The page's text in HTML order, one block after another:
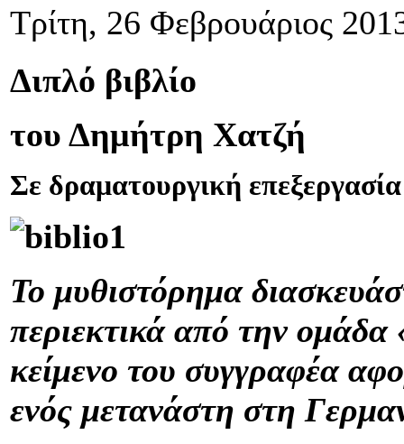
Τρίτη, 26 Φεβρουάριος
Διπλό βιβλίο
του Δημήτρη Χατζή
Σε δραματουργική
Το μυθιστόρημα
περιεκτικά από την ομάδα
κείμενο του συγγραφέα
ενός μετανάστη στη